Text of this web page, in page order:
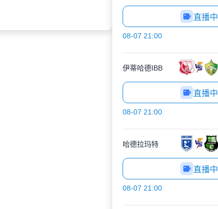
直播中
08-07 21:00
伊蒂哈德IBB
直播中
08-07 21:00
哈德拉玛特
直播中
08-07 21:00